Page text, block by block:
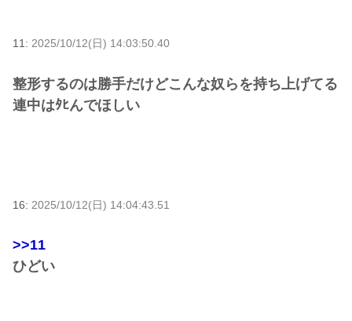
11: 2025/10/12(日) 14:03:50.40
整形するのは勝手だけどこんな奴らを持ち上げてる
連中はﾀﾋんでほしい
16: 2025/10/12(日) 14:04:43.51
>>11
ひどい